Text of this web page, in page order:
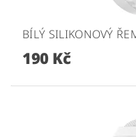
BÍLÝ SILIKONOVÝ
190 Kč